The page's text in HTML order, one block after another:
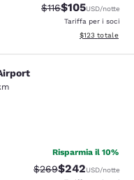
Tariffa di
$116Tariffa
$105USD/notte
Tariffa per i soci
Visualizza i
$123 totale
Buono. 820 recensioni
Risparmia il 10%
Tariffa di barratura:
$269Tariffa
$242USD/notte